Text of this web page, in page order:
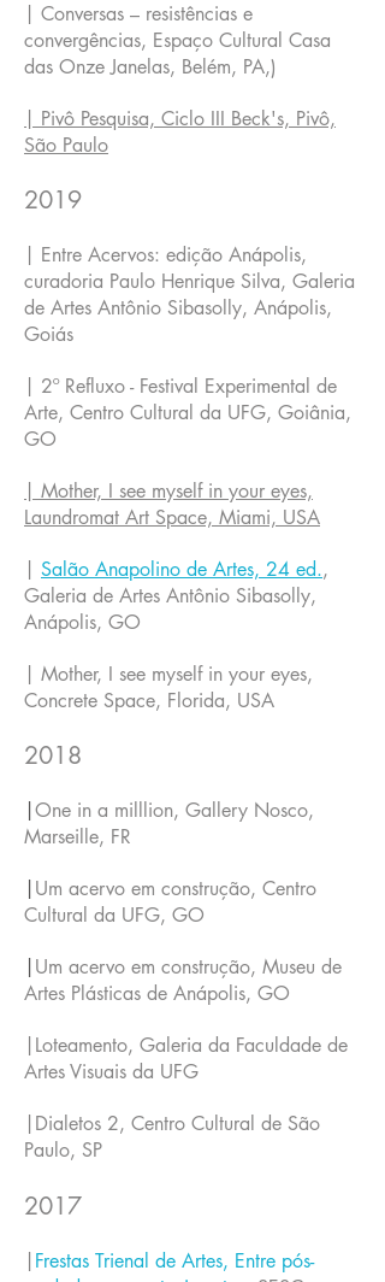
| Conversas – resistências e
convergências, Espaço Cultural Casa
das Onze Janelas, Belém, PA,)
| Pivô Pesquisa, Ciclo III Beck's, Pivô,
São Paulo
2019
| Entre Acervos: edição Anápolis,
curadoria Paulo Henrique Silva, Galeria
de Artes Antônio Sibasolly, Anápolis,
Goiás
| 2º Refluxo - Festival Experimental de
Arte, Centro Cultural da UFG, Goiânia,
GO
| Mother, I see myself in your eyes,
Laundromat Art Space, Miami, USA
Salão Anapolino de Artes, 24 ed.,
Galeria de Artes Antônio Sibasolly,
Anápolis, GO
| Mother, I see myself in your eyes,
Concrete Space, Florida, USA
2018
One in a milllion, Gallery Nosco,
Marseille, FR
Um acervo em construção, Centro
Cultural da UFG, GO
Um acervo em construção, Museu de
Artes Plásticas de Anápolis, GO
|Loteamento, Galeria da Faculdade de
Artes Visuais da UFG
|Dialetos 2, Centro Cultural de São
Paulo, SP
2017
Frestas Trienal de Artes, Entre pós-